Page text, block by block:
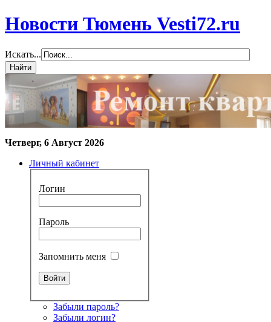
Новости Тюмень Vesti72.ru
Искать...
Четверг, 6 Август 2026
Личный кабинет
Логин
Пароль
Запомнить меня
Забыли пароль?
Забыли логин?